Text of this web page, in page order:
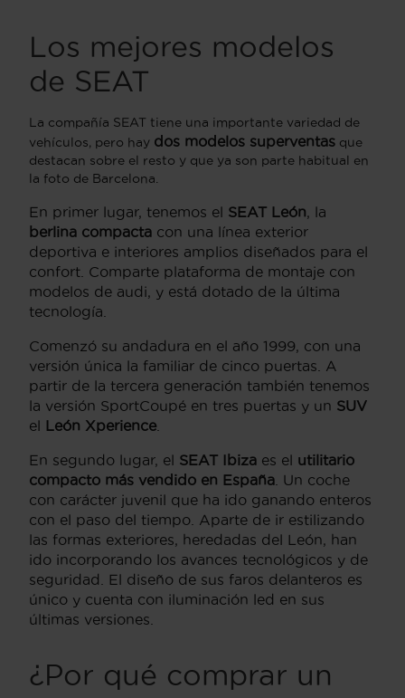
Los mejores modelos
de SEAT
La compañía SEAT tiene una importante variedad de
vehículos, pero hay dos modelos superventas que
destacan sobre el resto y que ya son parte habitual en
la foto de Barcelona.
En primer lugar, tenemos el SEAT León , la
berlina compacta con una línea exterior
deportiva e interiores amplios diseñados para el
confort. Comparte plataforma de montaje con
modelos de audi, y está dotado de la última
tecnología.
Comenzó su andadura en el año 1999, con una
versión única la familiar de cinco puertas. A
partir de la tercera generación también tenemos
la versión SportCoupé en tres puertas y un SUV
el León Xperience
En segundo lugar, el SEAT Ibiza es el utilitario
compacto más vendido en España . Un coche
con carácter juvenil que ha ido ganando enteros
con el paso del tiempo. Aparte de ir estilizando
las formas exteriores, heredadas del León, han
ido incorporando los avances tecnológicos y de
seguridad. El diseño de sus faros delanteros es
único y cuenta con iluminación led en sus
últimas versiones.
¿Por qué comprar un